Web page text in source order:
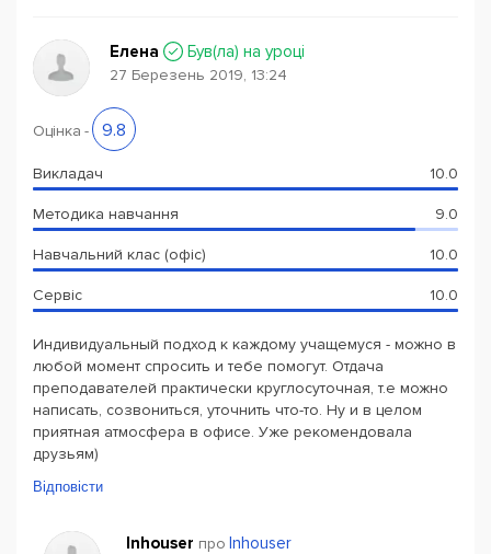
Елена Був(ла) на уроці
27 Березень 2019, 13:24
Оцінка - 9.8
Викладач 10.0
Методика навчання 9.0
Навчальний клас (офіс) 10.0
Сервіс 10.0
Индивидуальный подход к каждому учащемуся - можно в
любой момент спросить и тебе помогут. Отдача
преподавателей практически круглосуточная, т.е можно
написать, созвониться, уточнить что-то. Ну и в целом
приятная атмосфера в офисе. Уже рекомендовала
друзьям)
Відповісти
Inhouser про Inhouser